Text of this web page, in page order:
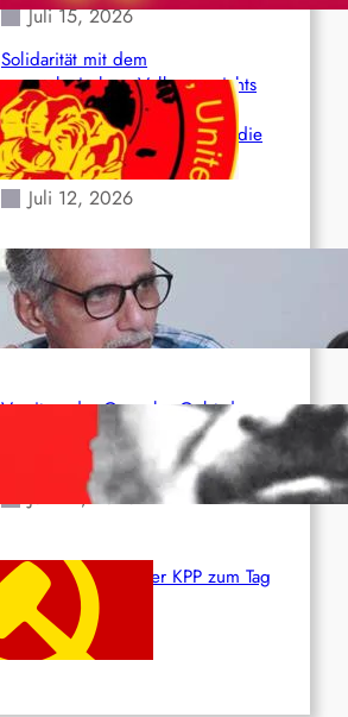
Juli 15, 2026
Solidarität mit dem
venezolanischem Volk angesichts
der verlorenen Leben und der
katastrophalen Situation durch die
Erdbeben des 24. Juni!
Juli 12, 2026
Indien: „Die Politik der
Kapitulation“ von K. Murali (Ajith)
Juli 1, 2026
Vorsitzender Gonzalo: Gebt das
Leben für die Partei und die
Juni 19, 2026
Beschluss des ZK der KPP zum Tag
des Heldentums
Juni 19, 2026